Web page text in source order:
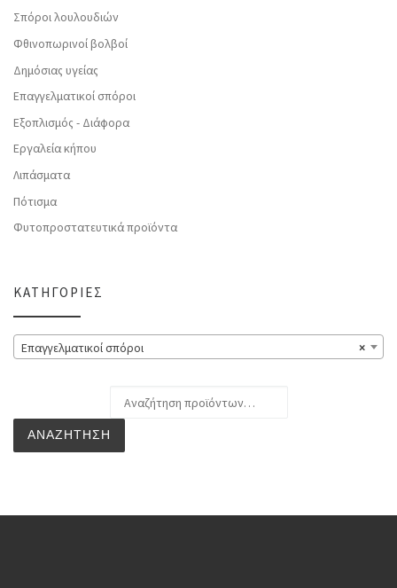
Σπόροι λουλουδιών
Φθινοπωρινοί βολβοί
Δημόσιας υγείας
Επαγγελματικοί σπόροι
Εξοπλισμός - Διάφορα
Εργαλεία κήπου
Λιπάσματα
Πότισμα
Φυτοπροστατευτικά προϊόντα
ΚΑΤΗΓΟΡΊΕΣ
×
Επαγγελματικοί σπόροι
ΑΝΑΖΉΤΗΣΗ